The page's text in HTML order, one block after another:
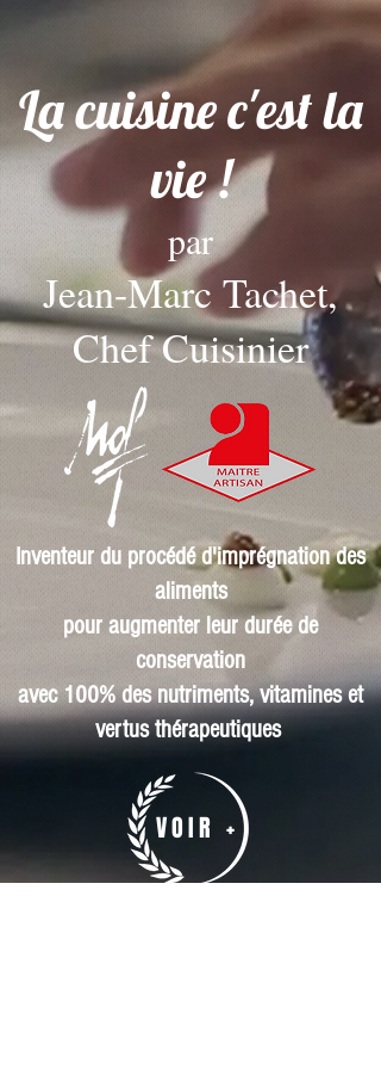
La cuisine c'est la
vie !
par
Jean-Marc Tachet,
Chef Cuisinier
Inventeur du procédé d'imprégnation des
aliments
pour augmenter leur durée de
conservation
avec 100% des nutriments, vitamines et
vertus thérapeutiques
VOIR +